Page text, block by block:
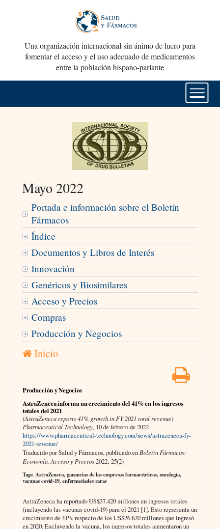
Una organización internacional sin ánimo de lucro para
fomentar el acceso y el uso adecuado de medicamentos
entre la población hispano-parlante
Mayo 2022
Portada e información sobre el Boletín
Fármacos
Índice
Documentos y Libros de Interés
Innovación
Genéricos y Biosimilares
Acceso y Precios
Compras
Producción y Negocios
Inicio
Producción y Negocios
AstraZeneca informa un crecimiento del 41% en los ingresos
totales del 2021
(AstraZeneca reports 41% growth in FY 2021 total revenue)
Pharmaceutical Technology, 10 de febrero de 2022
https://www.pharmaceutical-technology.com/news/astrazeneca-fy-
2021-revenue/
Traducido por Salud y Fármacos, publicado en Boletín Fármacos:
Economía, Acceso y Precios2022; 25(2)
Tags: AstraZeneca, ganancias de las empresas farmacéuticas, oncología,
vacunas covid-19, enfermedades raras
AstraZeneca ha reportado US$37.420 millones en ingresos totales
(incluyendo las vacunas covid-19) para el 2021 [1]. Esto representa un
crecimiento de 41% respecto de los US$26.620 millones que ingresó
en 2020. Excluyendo la vacuna, los ingresos totales aumentaron un